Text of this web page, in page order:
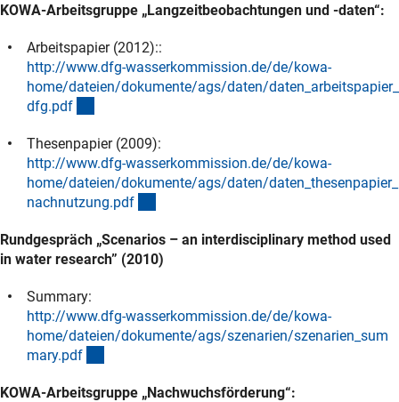
KOWA-Arbeitsgruppe „Langzeitbeobachtungen und -daten“:
Arbeitspapier (2012)::
http://www.dfg-wasserkommission.de/de/kowa-
home/dateien/dokumente/ags/daten/daten_arbeitspapier_
dfg.pdf
Thesenpapier (2009):
http://www.dfg-wasserkommission.de/de/kowa-
home/dateien/dokumente/ags/daten/daten_thesenpapier_
nachnutzung.pdf
Rundgespräch „Scenarios – an interdisciplinary method used
in water research” (2010)
Summary:
http://www.dfg-wasserkommission.de/de/kowa-
home/dateien/dokumente/ags/szenarien/szenarien_sum
mary.pdf
KOWA-Arbeitsgruppe „Nachwuchsförderung“: